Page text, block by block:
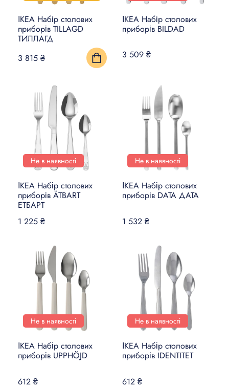
ІКЕА Набір столових
приборів TILLAGD
ТИЛЛАГД
3 815 ₴
ІКЕА Набір столових
приборів BILDAD
3 509 ₴
Не в наявності
ІКЕА Набір столових
приборів ÄTBART
ЕТБАРТ
1 225 ₴
Не в наявності
ІКЕА Набір столових
приборів DATA ДАТА
1 532 ₴
Не в наявності
ІКЕА Набір столових
приборів UPPHÖJD
612 ₴
Не в наявності
ІКЕА Набір столових
приборів IDENTITET
612 ₴